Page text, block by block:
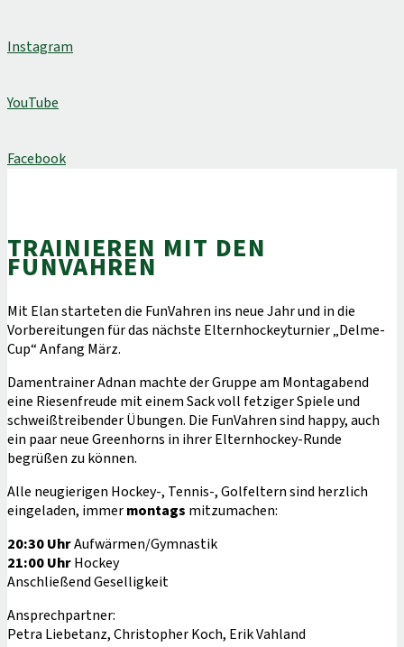
Instagram
YouTube
Facebook
TRAINIEREN MIT DEN
FUNVAHREN
Mit Elan starteten die FunVahren ins neue Jahr und in die
Vorbereitungen für das nächste Elternhockeyturnier „Delme-
Cup“ Anfang März.
Damentrainer Adnan machte der Gruppe am Montagabend
eine Riesenfreude mit einem Sack voll fetziger Spiele und
schweißtreibender Übungen. Die FunVahren sind happy, auch
ein paar neue Greenhorns in ihrer Elternhockey-Runde
begrüßen zu können.
Alle neugierigen Hockey-, Tennis-, Golfeltern sind herzlich
eingeladen, immermontags mitzumachen:
20:30 UhrAufwärmen/Gymnastik
21:00 UhrHockey
Anschließend Geselligkeit
Ansprechpartner:
Petra Liebetanz, Christopher Koch, Erik Vahland